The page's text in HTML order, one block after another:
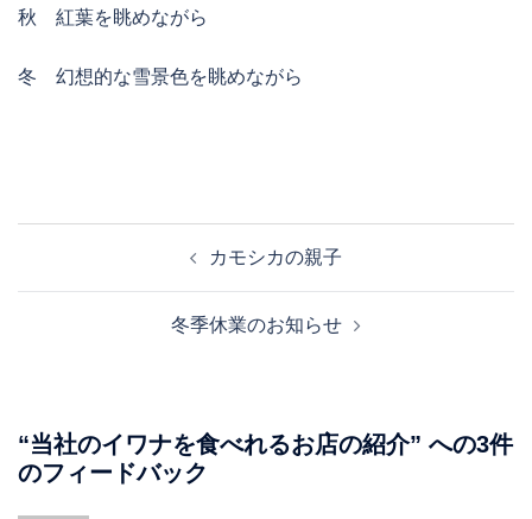
秋 紅葉を眺めながら
冬 幻想的な雪景色を眺めながら
シ
ョ
カモシカの親子
冬季休業のお知らせ
“当社のイワナを食べれるお店の紹介” への3件
のフィードバック